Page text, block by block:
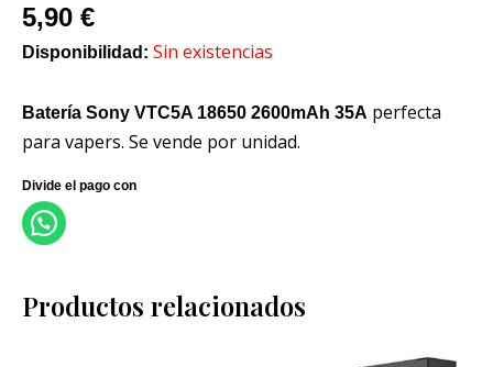
5,90 €
Disponibilidad: Sin existencias
Batería Sony VTC5A 18650 2600mAh 35A perfecta
para vapers. Se vende por unidad.
Productos relacionados